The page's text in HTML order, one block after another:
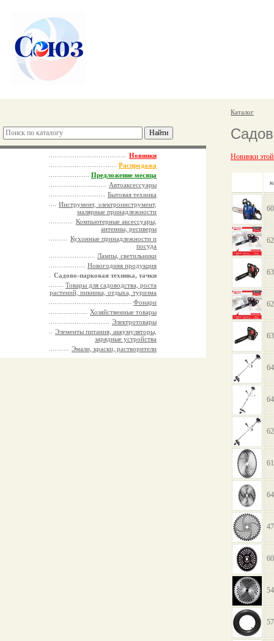
Новинки
Распродажа
Предложение месяца
Автоаксессуары
Бытовая техника
Инструмент, электроинструмент,
малярные принадлежности
Компьютерные аксессуары,
антенны, ресиверы
Кухонные принадлежности и
посуда
Лампы, светильники
Новогодняя продукция
Садово-парковая техника, тачки
Товары для садоводства, роста
растений, пикника, отдыха, туризма
Фонари
Хозяйственные товары
Электротовары
Элементы питания, аккумуляторы,
зарядные устройства
Эмали, краски, растворители
Каталог
Новинки этой